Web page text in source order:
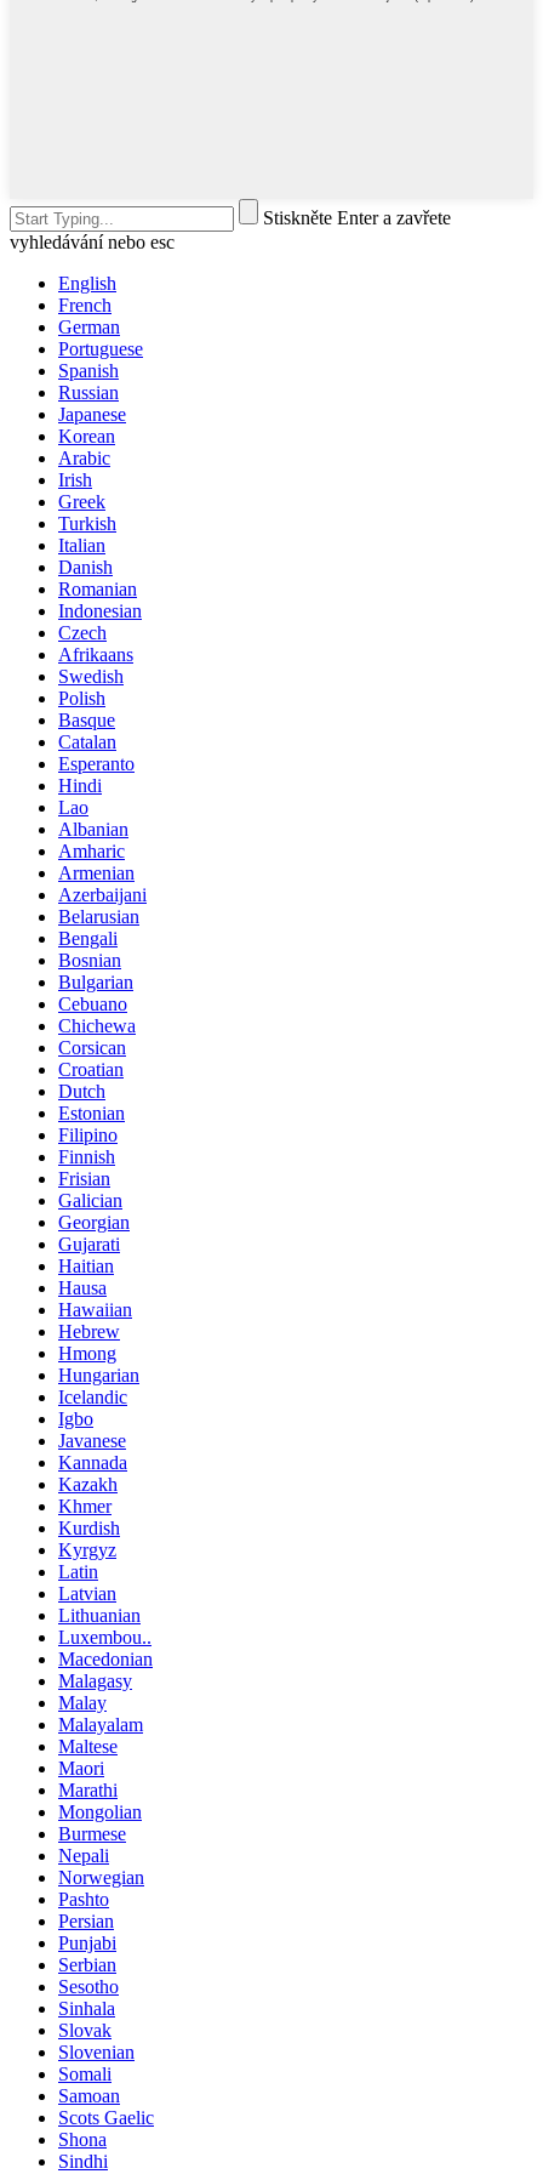
Stiskněte Enter a zavřete
vyhledávání nebo esc
English
French
German
Portuguese
Spanish
Russian
Japanese
Korean
Arabic
Irish
Greek
Turkish
Italian
Danish
Romanian
Indonesian
Czech
Afrikaans
Swedish
Polish
Basque
Catalan
Esperanto
Hindi
Lao
Albanian
Amharic
Armenian
Azerbaijani
Belarusian
Bengali
Bosnian
Bulgarian
Cebuano
Chichewa
Corsican
Croatian
Dutch
Estonian
Filipino
Finnish
Frisian
Galician
Georgian
Gujarati
Haitian
Hausa
Hawaiian
Hebrew
Hmong
Hungarian
Icelandic
Igbo
Javanese
Kannada
Kazakh
Khmer
Kurdish
Kyrgyz
Latin
Latvian
Lithuanian
Luxembou..
Macedonian
Malagasy
Malay
Malayalam
Maltese
Maori
Marathi
Mongolian
Burmese
Nepali
Norwegian
Pashto
Persian
Punjabi
Serbian
Sesotho
Sinhala
Slovak
Slovenian
Somali
Samoan
Scots Gaelic
Shona
Sindhi